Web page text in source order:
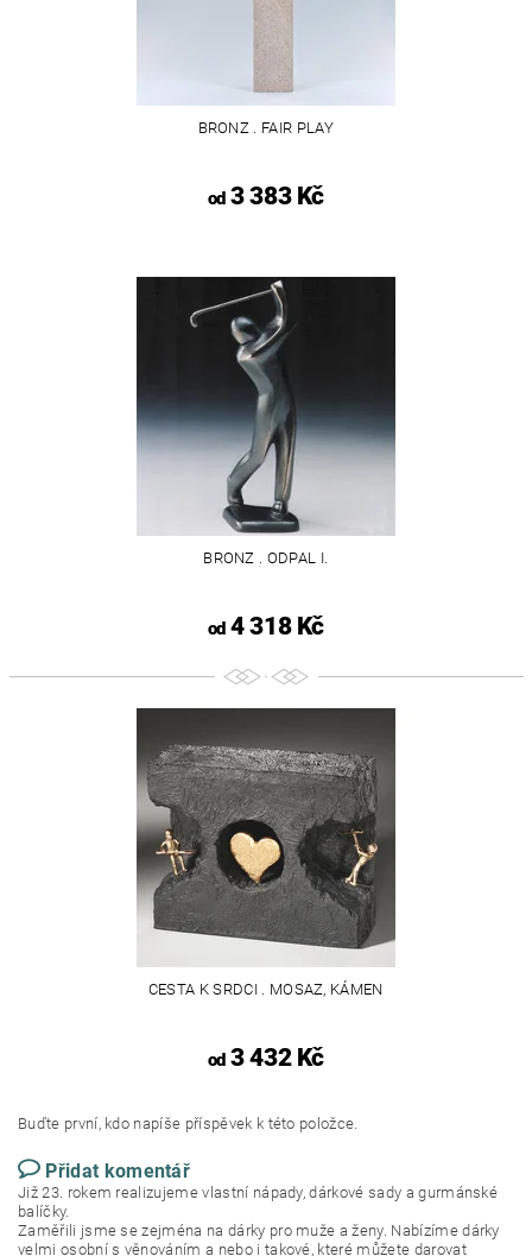
BRONZ . FAIR PLAY
od3 383 Kč
BRONZ . ODPAL I.
od4 318 Kč
CESTA K SRDCI . MOSAZ, KÁMEN
od3 432 Kč
Buďte první, kdo napíše příspěvek k této položce.
Přidat komentář
Již 23. rokem realizujeme vlastní nápady, dárkové sady a gurmánské
balíčky.
Zaměřili jsme se zejména na dárky pro muže a ženy. Nabízíme dárky
velmi osobní s věnováním a nebo i takové, které můžete darovat